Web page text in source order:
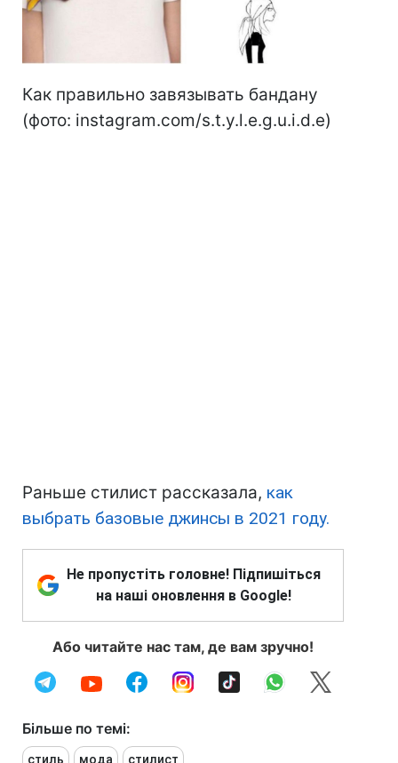
Как правильно завязывать бандану
(фото: instagram.com/s.t.y.l.e.g.u.i.d.e)
Раньше стилист рассказала, как
выбрать базовые джинсы в 2021 году.
Не пропустіть головне! Підпишіться
на наші оновлення в Google!
Або читайте нас там, де вам зручно!
Більше по темі:
стиль мода стилист